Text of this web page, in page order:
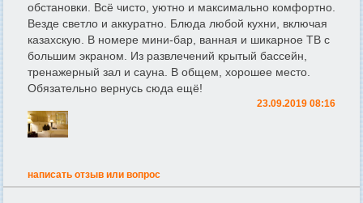
обстановки. Всё чисто, уютно и максимально комфортно.
Везде светло и аккуратно. Блюда любой кухни, включая
казахскую. В номере мини-бар, ванная и шикарное ТВ с
большим экраном. Из развлечений крытый бассейн,
тренажерный зал и сауна. В общем, хорошее место.
Обязательно вернусь сюда ещё!
23.09.2019 08:16
написать отзыв или вопрос